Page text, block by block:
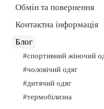
Обмін та повернення
Контактна інформація
Блог
#спортивний жіночий
#чоловічий одяг
#дитячий одяг
#термобілизна